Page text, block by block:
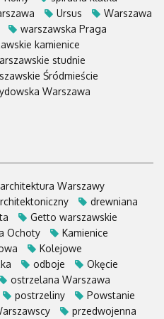
Ursus
Warszawa
warszawska Praga
kamienice
studnie
Śródmieście
Warszawa
architektura Warszawy
drewniana
Getto warszawskie
Ochoty
Kamienice
Kolejowe
odboje
Okęcie
ostrzelana Warszawa
postrzeliny
Powstanie
przedwojenna